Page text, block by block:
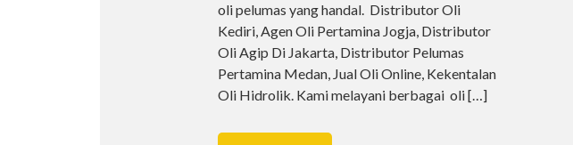
oli pelumas yang handal. Distributor Oli
Kediri, Agen Oli Pertamina Jogja, Distributor
Oli Agip Di Jakarta, Distributor Pelumas
Pertamina Medan, Jual Oli Online, Kekentalan
Oli Hidrolik. Kami melayani berbagai oli[…]